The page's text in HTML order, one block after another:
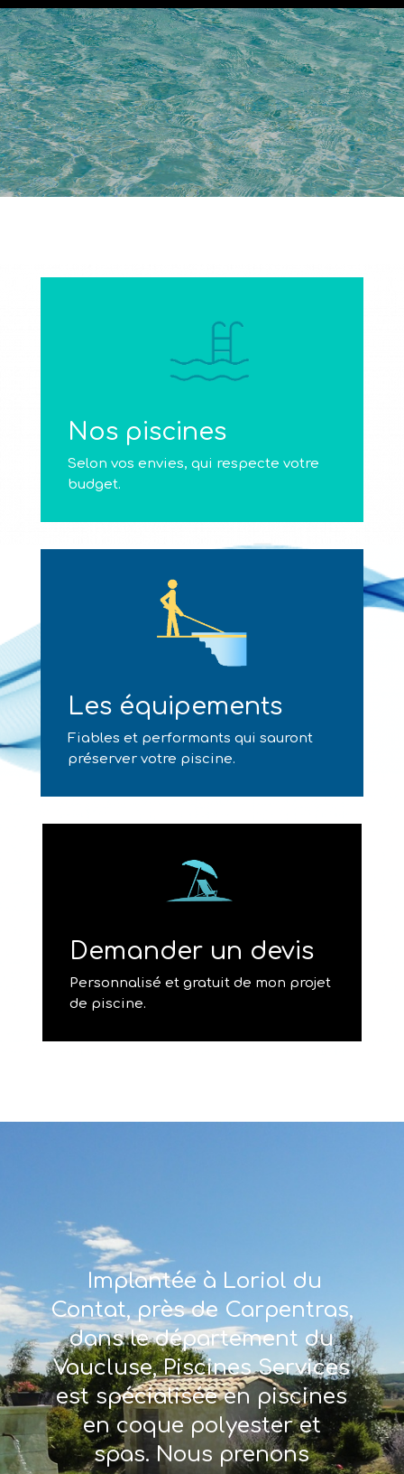
Nos piscines
Selon vos envies, qui respecte votre
budget.
Les équipements
Fiables et performants qui sauront
préserver votre piscine.
Demander un devis
Personnalisé et gratuit de mon projet
de piscine.
Implantée à Loriol du
Contat, près de Carpentras,
dans le département du
Vaucluse, Piscines Services
est spécialisée en piscines
en coque polyester et
spas. Nous prenons